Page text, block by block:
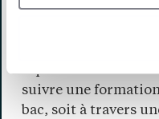
rapidement dans la
suivre une
bac, soit à travers